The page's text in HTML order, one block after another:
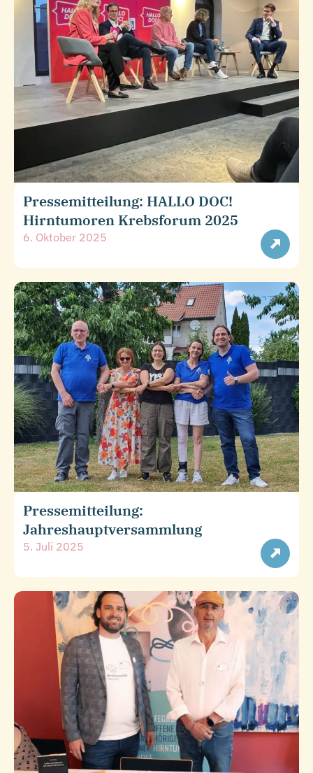
Pressemitteilung: HALLO DOC!
Hirntumoren Krebsforum 2025
6. Oktober 2025
Pressemitteilung:
Jahreshauptversammlung
5. Juli 2025